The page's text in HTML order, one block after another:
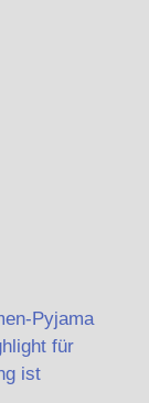
Pyjama
für
ist